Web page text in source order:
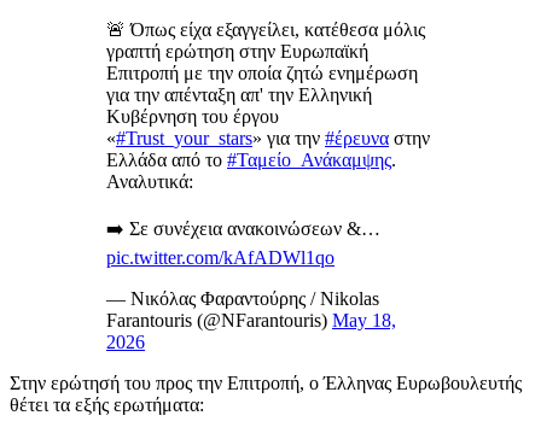
🚨 Όπως είχα εξαγγείλει, κατέθεσα μόλις
γραπτή ερώτηση στην Ευρωπαϊκή
Επιτροπή με την οποία ζητώ ενημέρωση
για την απένταξη απ' την Ελληνική
Κυβέρνηση του έργου
«#Trust_your_stars» για την #έρευνα στην
Ελλάδα από το #Ταμείο_Ανάκαμψης.
Αναλυτικά:
➡️ Σε συνέχεια ανακοινώσεων &…
pic.twitter.com/kAfADWl1qo
— Νικόλας Φαραντούρης / Nikolas
Farantouris (@NFarantouris) May 18,
2026
Στην ερώτησή του προς την Επιτροπή, ο Έλληνας Ευρωβουλευτής
θέτει τα εξής ερωτήματα: